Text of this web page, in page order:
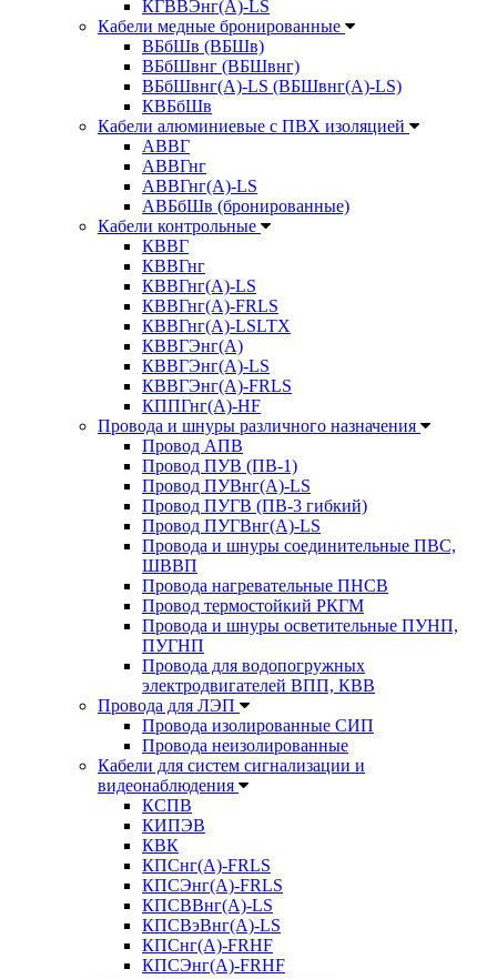
КГВВЭнг(А)-LS
Кабели медные бронированные
ВБбШв (ВБШв)
ВБбШвнг (ВБШвнг)
ВБбШвнг(А)-LS (ВБШвнг(А)-LS)
КВБбШв
Кабели алюминиевые с ПВХ изоляцией
АВВГ
АВВГнг
АВВГнг(А)-LS
АВБбШв (бронированные)
Кабели контрольные
КВВГ
КВВГнг
КВВГнг(А)-LS
КВВГнг(А)-FRLS
КВВГнг(А)-LSLTX
КВВГЭнг(А)
КВВГЭнг(А)-LS
КВВГЭнг(А)-FRLS
КППГнг(А)-HF
Провода и шнуры различного назначения
Провод АПВ
Провод ПУВ (ПВ-1)
Провод ПУВнг(А)-LS
Провод ПУГВ (ПВ-3 гибкий)
Провод ПУГВнг(А)-LS
Провода и шнуры соединительные ПВС,
ШВВП
Провода нагревательные ПНСВ
Провод термостойкий РКГМ
Провода и шнуры осветительные ПУНП,
ПУГНП
Провода для водопогружных
электродвигателей ВПП, КВВ
Провода для ЛЭП
Провода изолированные СИП
Провода неизолированные
Кабели для систем сигнализации и
видеонаблюдения
КСПВ
КИПЭВ
КВК
КПСнг(А)-FRLS
КПСЭнг(А)-FRLS
КПСВВнг(А)-LS
КПСВэВнг(А)-LS
КПСнг(А)-FRHF
КПСЭнг(А)-FRHF